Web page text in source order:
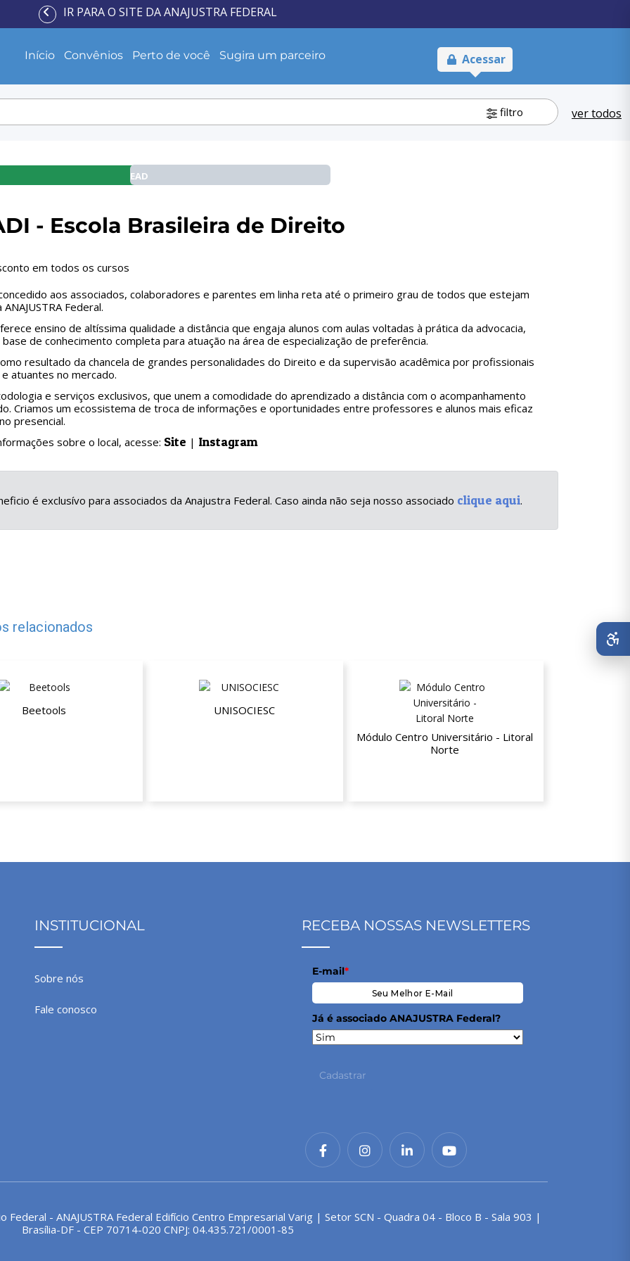
IR PARA O SITE DA ANAJUSTRA FEDERAL
Início Convênios Perto de você Sugira um parceiro Acessar
filtro ver todos
EAD
- Escola Brasileira de Direito
em todos os cursos
aos associados, colaboradores e parentes em linha reta até o primeiro grau de todos que estejam
Federal.
ensino de altíssima qualidade a distância que engaja alunos com aulas voltadas à prática da advocacia,
de conhecimento completa para atuação na área de especialização de preferência.
resultado da chancela de grandes personalidades do Direito e da supervisão acadêmica por profissionais
atuantes no mercado.
e serviços exclusivos, que unem a comodidade do aprendizado a distância com o acompanhamento
Criamos um ecossistema de troca de informações e oportunidades entre professores e alunos mais eficaz
presencial.
sobre o local, acesse: Site | Instagram
é exclusívo para associados da Anajustra Federal. Caso ainda não seja nosso associado clique aqui.
relacionados
Beetools
UNISOCIESC
Módulo Centro Universitário - Litoral
Norte
INSTITUCIONAL
Sobre nós
Fale conosco
RECEBA NOSSAS NEWSLETTERS
E-mail*
Já é associado ANAJUSTRA Federal?
Cadastrar
Federal - ANAJUSTRA Federal Edifício Centro Empresarial Varig | Setor SCN - Quadra 04 - Bloco B - Sala 903 |
Brasília-DF - CEP 70714-020 CNPJ: 04.435.721/0001-85